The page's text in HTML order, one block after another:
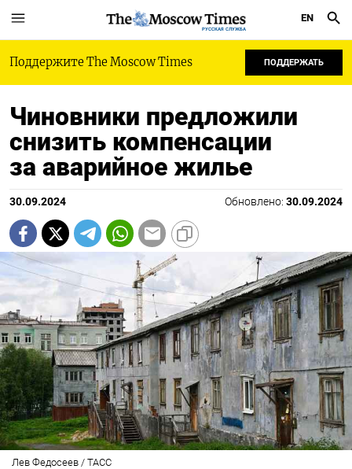
РУССКАЯ СЛУЖБА
EN
Поддержите The Moscow Times ПОДДЕРЖАТЬ
Чиновники предложили
снизить компенсации
за аварийное жилье
30.09.2024 Обновлено: 30.09.2024
Лев Федосеев / ТАСС